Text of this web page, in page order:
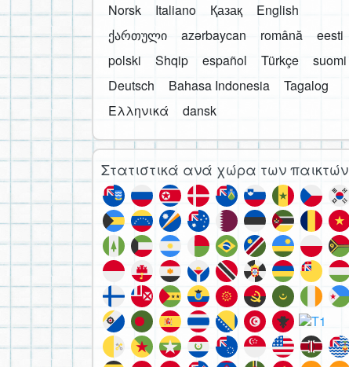
Norsk
Italiano Қазақ
English
ქართული
azərbaycan română
eesti
polski
Shqip español Türkçe
suomi
Deutsch
Bahasa Indonesia
Tagalog
Ελληνικά
dansk
Στατιστικά ανά χώρα των παικτών